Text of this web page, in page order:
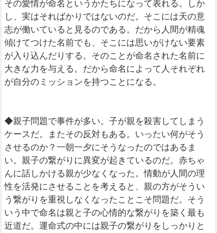
その愛情が命名というかたちになって表れる。しか
し、実はそればかりではないのだ。そこには天の意
志が働いていると見るのである。だから人間が精魂
傾けてつけた名前でも、そこには思いがけない要素
が入り込んだりする。そのことが命名された名前に
大きな力を与える。だから命名によって人それぞれ
が自分のミッションを持つことになる。
◆親子問題で事件が多い。子が親を殺害してしまう
ケースだ。またその反対もある。いったい何がそう
させるのか？一朝一夕にそうなったのではあるま
い。親子の繋がりに異変が起きているのだ。赤ちゃ
んに話しかける親が少なくなった。情動が人間の理
性を活発にさせることを考えると、親の方がそうい
う繋がりを重視しなくなったことこそ問題だ。そう
いう中で命名は親と子の心情的な繋がりを築く最も
近道だ。運命式の中には親子の繋がりをしっかりと